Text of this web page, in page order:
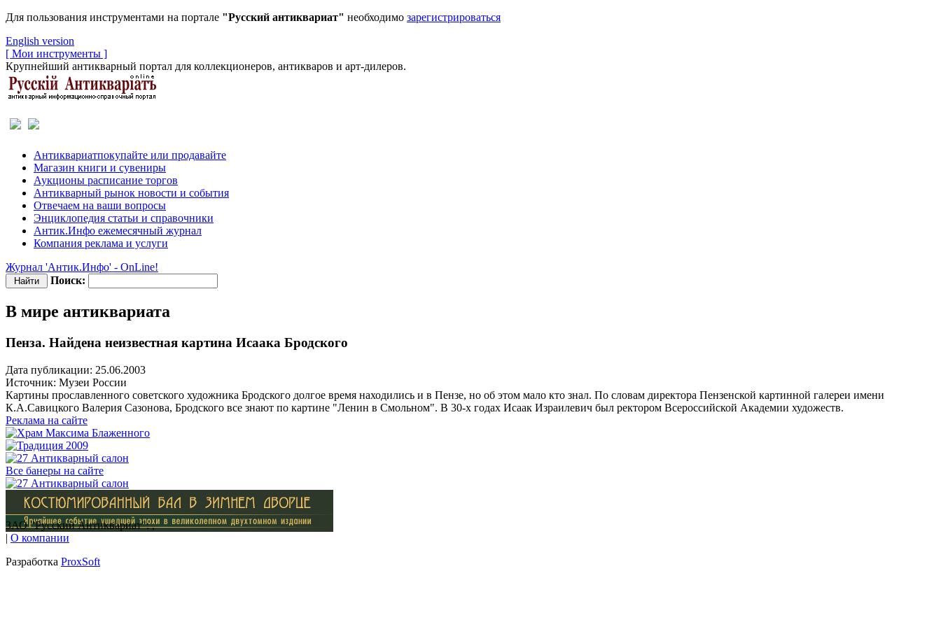
Для пользования инструментами на портале "Русский антиквариат" необходимо зарегистрироваться
English version
[ Мои инструменты ]
Крупнейший антикварный портал для коллекционеров, антикваров и арт-дилеров.
Антиквариатпокупайте или продавайте
Магазин книги и сувениры
Аукционы расписание торгов
Антикварный рынок новости и события
Отвечаем на ваши вопросы
Энциклопедия статьи и справочники
Антик.Инфо ежемесячный журнал
Компания реклама и услуги
Журнал 'Антик.Инфо' - OnLine!
Поиск:
В мире антиквариата
Пенза. Найдена неизвестная картина Исаака Бродского
Дата публикации: 25.06.2003
Источник: Музеи России
Картины прославленного советского художника Бродского долгое время находились и в Пензе, но об этом мало кто знал. По словам директора Пензенской картинной галереи имени
К.А.Савицкого Валерия Сазонова, Бродского все знают по картине "Ленин в Смольном". В 30-х годах Исаак Израилевич был ректором Всероссийской Академии художеств.
Реклама на сайте
Все банеры на сайте
ЗАО "Русский Антиквариат": ,
| О компании
Разработка ProxSoft